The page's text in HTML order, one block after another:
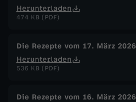
Herunterladen
474 KB (PDF)
Die Rezepte vom 17. März 2026
Herunterladen
536 KB (PDF)
Die Rezepte vom 16. März 2026